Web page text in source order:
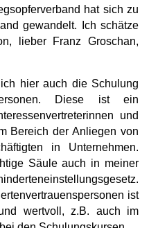
hat sich zu
gewandelt. Ich schätze
lieber Franz Groschan,
hier auch die Schulung
Diese ist ein
und
Bereich der Anliegen von
in Unternehmen.
Säule auch in meiner
ist
wertvoll, z.B. auch im